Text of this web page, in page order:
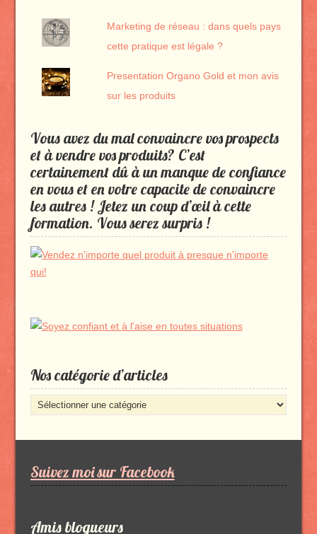
Marketing de réseau : dans quels pays
cette pratique est légale ?
Presentation Organo Gold et mon avis
sur les produits
Vous avez du mal convaincre vos prospects
et à vendre vos produits? C’est
certainement dû à un manque de confiance
en vous et en votre capacite de convaincre
les autres ! Jetez un coup d’œil à cette
formation. Vous serez surpris !
Nos catégorie d’articles
Nos
catégorie
Suivez moi sur Facebook
Amis blogueurs